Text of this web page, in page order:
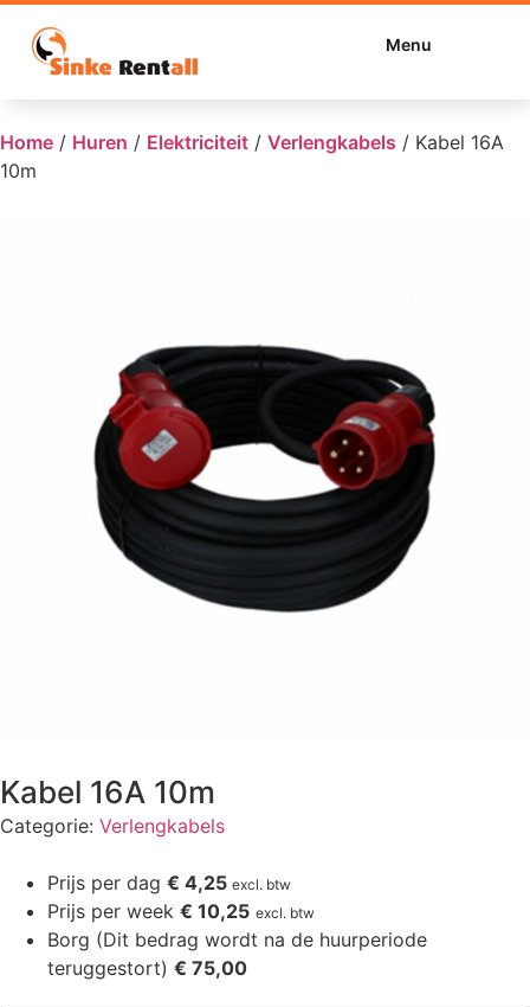
Menu
Home / Huren / Elektriciteit / Verlengkabels / Kabel 16A
10m
Kabel 16A 10m
Categorie: Verlengkabels
Prijs per dag € 4,25 excl. btw
Prijs per week € 10,25 excl. btw
Borg (Dit bedrag wordt na de huurperiode
teruggestort) € 75,00